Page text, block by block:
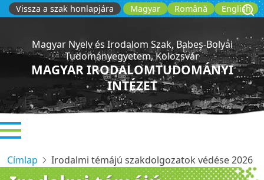
Ugrás
a
Magyar Română English
Vissza a szak honlapjára
Magyar Nyelv és Irodalom Szak, Babeș-Bolyai
Tudományegyetem, Kolozsvár
MAGYAR IRODALOMTUDOMÁNYI
INTÉZET
Címlap Irodalmi témájú szakdolgozatok védése 2026